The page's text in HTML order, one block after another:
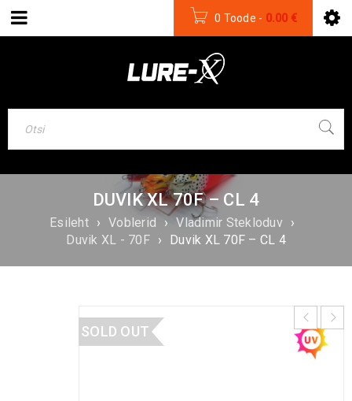
0 Toode - 0.00 €
DUVIK XL 70F – CL 4
Esileht › Voblerid › Vladimir Stekloduv ›
Duvik XL - 70F › Duvik XL 70F – CL 4
SOLD OUT